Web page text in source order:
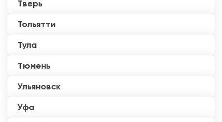
Тверь
Тольятти
Тула
Тюмень
Ульяновск
Уфа